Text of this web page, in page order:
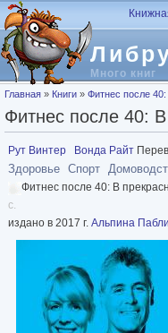
Перейти к основному
Много книг
Вы здесь
Главная » Книги » Фитнес после
Фитнес после 40:
Рут Винтер Вонда Райт
Здоровье Спорт
Фитнес после 40: В
с.
издано в 2017 г. Альпина